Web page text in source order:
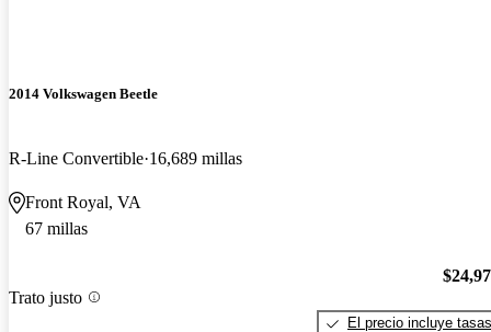
2014 Volkswagen Beetle
R-Line Convertible 16,689 millas
Front Royal, VA
67 millas
Trato justo
El precio incluye tasas